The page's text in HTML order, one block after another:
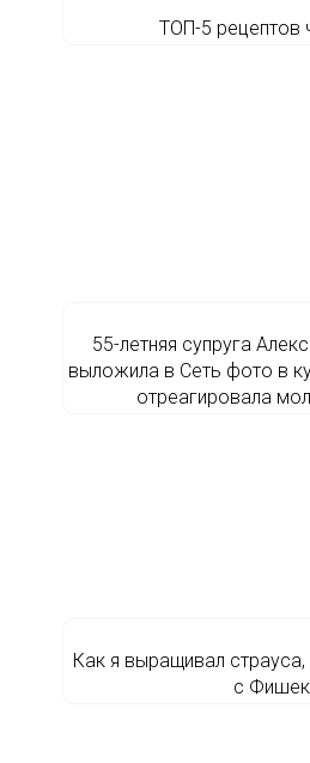
ТОП-5 рецептов
55-летняя супруга
выложила в Сеть фото в
отреагировала
Как я выращивал
с Фишек